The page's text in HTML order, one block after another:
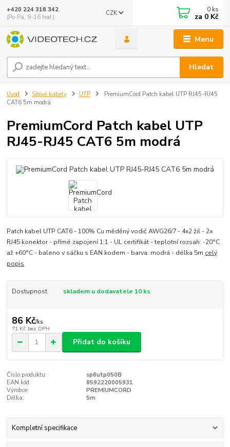
Menu
CZK
Hledat
+420 224 318 342
(Po-Pá, 9-16 hod.)
0 ks
za 0 Kč
Úvod Síťové kabely UTP
PremiumCord Patch kabel UTP RJ45-RJ45
CAT6 5m modrá
PremiumCord Patch kabel UTP
RJ45-RJ45 CAT6 5m modrá
Patch kabel UTP CAT6 - 100% Cu měděný vodič AWG26/7 - 4x2 žil - 2x
RJ45 konektor - přímé zapojení 1:1 - UL certifikát - teplotní rozsah: -20°C
až +60°C - baleno v sáčku s EAN kodem - barva: modrá - délka 5m celý
popis
Dostupnost skladem u dodavatele 10 ks
86 Kč/ks
71 Kč bez DPH
Přidat do košíku
Číslo produktu:
sp6utp050B
EAN kód:
8592220005931
Výrobce:
PREMIUMCORD
Délka:
5m
Kompletní specifikace